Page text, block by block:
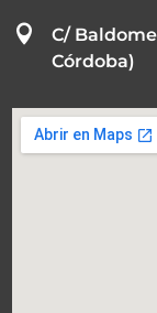

C/
Córdoba)